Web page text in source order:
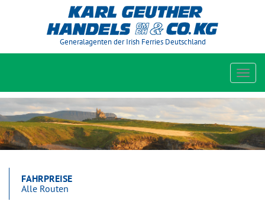
Generalagenten der Irish Ferries Deutschland
FAHRPREISE
Alle Routen